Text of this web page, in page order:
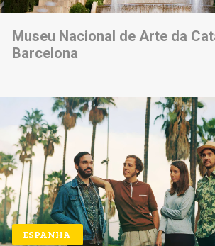
Museu Nacional de Arte da
Barcelona
ESPANHA